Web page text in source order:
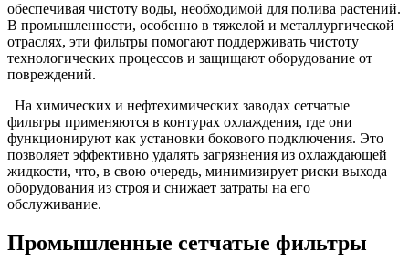
обеспечивая чистоту воды, необходимой для полива растений.
В промышленности, особенно в тяжелой и металлургической
отраслях, эти фильтры помогают поддерживать чистоту
технологических процессов и защищают оборудование от
повреждений.
На химических и нефтехимических заводах сетчатые
фильтры применяются в контурах охлаждения, где они
функционируют как установки бокового подключения. Это
позволяет эффективно удалять загрязнения из охлаждающей
жидкости, что, в свою очередь, минимизирует риски выхода
оборудования из строя и снижает затраты на его
обслуживание.
Промышленные сетчатые фильтры